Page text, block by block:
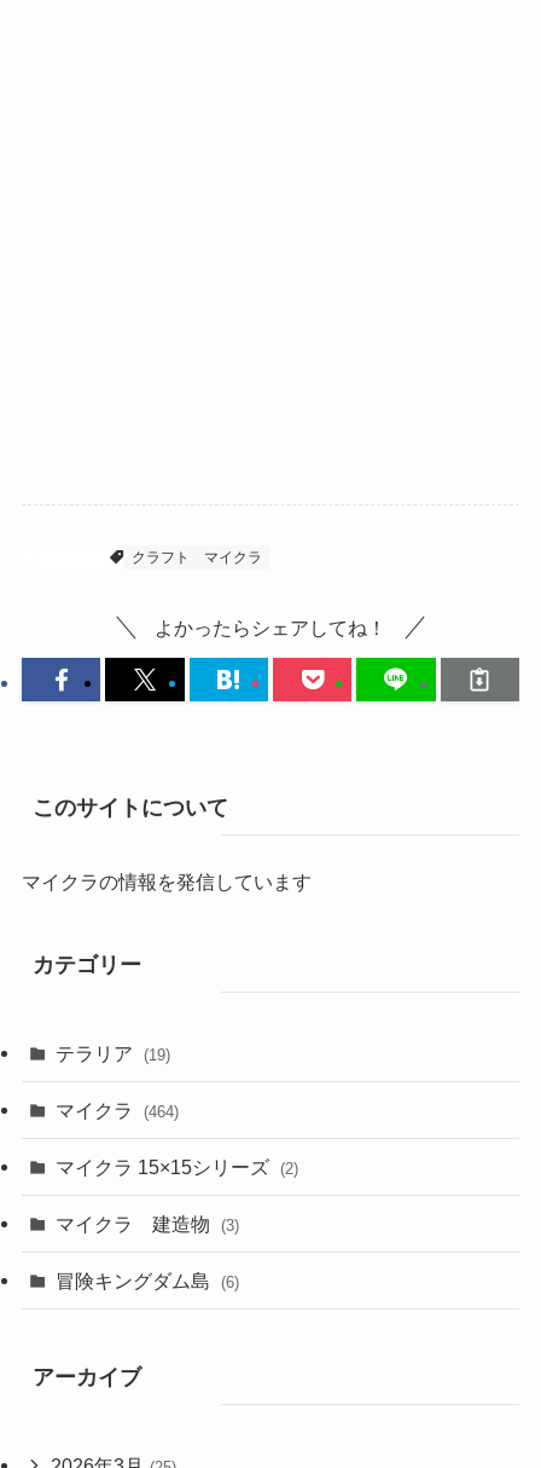
クラフト マイクラ
よかったらシェアしてね！
このサイトについて
マイクラの情報を発信しています
カテゴリー
テラリア (19)
マイクラ (464)
マイクラ 15×15シリーズ (2)
マイクラ 建造物 (3)
冒険キングダム島 (6)
アーカイブ